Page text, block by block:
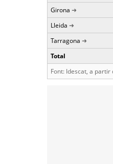
Girona
Lleida
Tarragona
Total
Font: Idescat, a partir